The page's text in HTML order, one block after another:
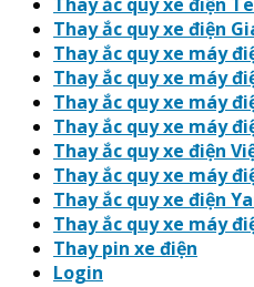
Thay ắc quy xe điện
Thay ắc quy xe máy
Thay ắc quy xe máy
Thay ắc quy xe máy
Thay ắc quy xe máy
Thay ắc quy xe điện
Thay ắc quy xe máy
Thay ắc quy xe điện
Thay ắc quy xe máy
Thay pin xe điện
Login